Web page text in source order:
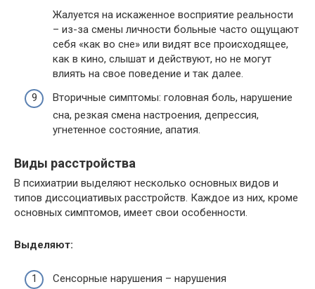
Жалуется на искаженное восприятие реальности
– из-за смены личности больные часто ощущают
себя «как во сне» или видят все происходящее,
как в кино, слышат и действуют, но не могут
влиять на свое поведение и так далее.
Вторичные симптомы: головная боль, нарушение
сна, резкая смена настроения, депрессия,
угнетенное состояние, апатия.
Виды расстройства
В психиатрии выделяют несколько основных видов и
типов диссоциативых расстройств. Каждое из них, кроме
основных симптомов, имеет свои особенности.
Выделяют:
Сенсорные нарушения – нарушения